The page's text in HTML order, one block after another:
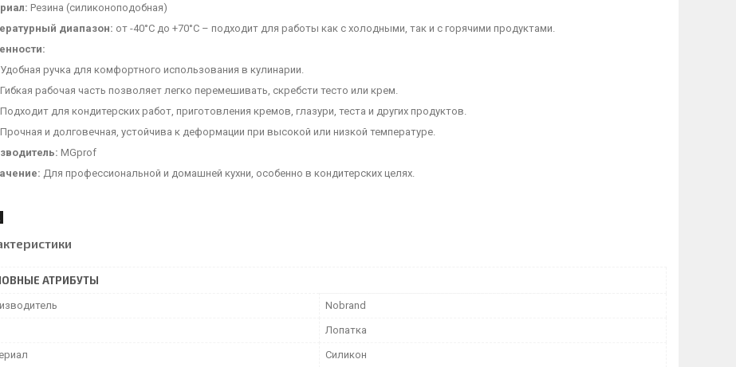
Резина (силиконоподобная)
диапазон: от -40°C до +70°C – подходит для работы как с холодными, так и с горячими продуктами.
Удобная ручка для комфортного использования в кулинарии.
Гибкая рабочая часть позволяет легко перемешивать, скребсти тесто или крем.
Подходит для кондитерских работ, приготовления кремов, глазури, теста и других продуктов.
Прочная и долговечная, устойчива к деформации при высокой или низкой температуре.
MGprof
Для профессиональной и домашней кухни, особенно в кондитерских целях.
АТРИБУТЫ
Nobrand
Лопатка
Силикон